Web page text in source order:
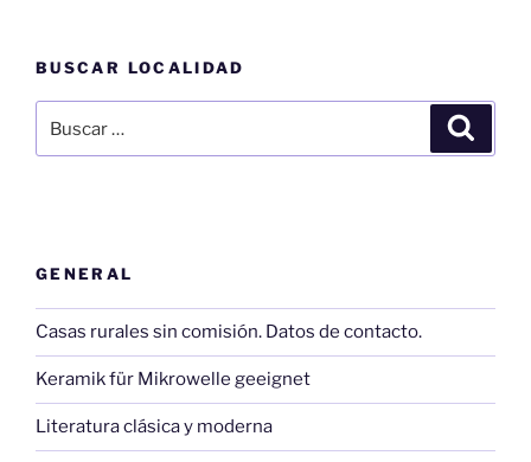
BUSCAR LOCALIDAD
por:
GENERAL
Casas rurales sin comisión. Datos de contacto.
Keramik für Mikrowelle geeignet
Literatura clásica y moderna